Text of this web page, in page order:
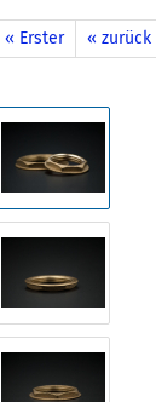
« Erster « zurück